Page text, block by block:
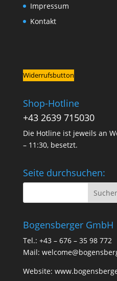
Impressum
Kontakt
Widerrufsbutton
Shop-Hotline
+43 2639 715030
Die Hotline ist jeweils an
– 11:30, besetzt.
Seite durchsuchen:
Bogensberger GmbH
Tel.: +43 – 676 – 35 98 772
Mail:
Website: